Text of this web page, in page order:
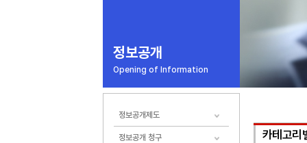
정보공개
Opening of Information
정보공개제도
정보공개 청구 카테고리